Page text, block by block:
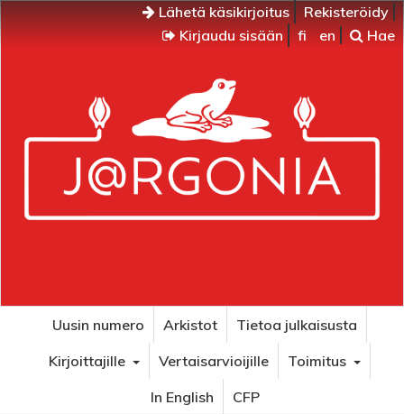
Lähetä käsikirjoitus
Rekisteröidy
Kirjaudu sisään
fi en Hae
Uusin numero Arkistot
Tietoa julkaisusta
Kirjoittajille
Vertaisarvioijille
Toimitus
In English
CFP